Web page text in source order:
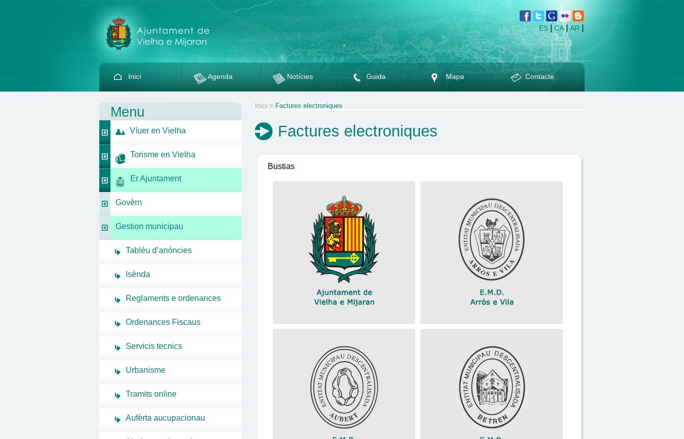
ES CA | AR
Inici Agenda Notícies Guida Mapa Contacte
Menu
Víuer en Vielha
Torisme en Vielha
Er Ajuntament
Govèrn
Gestion municipau
Tablèu d’anóncies
Isènda
Reglaments e ordenances
Ordenances Fiscaus
Servicis tecnics
Urbanisme
Tramits online
Aufèrta aucupacionau
Inici > Factures electroniques
Factures electroniques
Bustias